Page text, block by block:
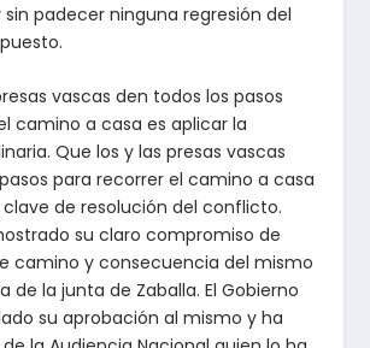
padecer ninguna regresión del
vascas den todos los pasos
camino a casa es aplicar la
Que los y las presas vascas
para recorrer el camino a casa
de resolución del conflicto.
su claro compromiso de
camino y consecuencia del mismo
de la junta de Zaballa. El Gobierno
su aprobación al mismo y ha